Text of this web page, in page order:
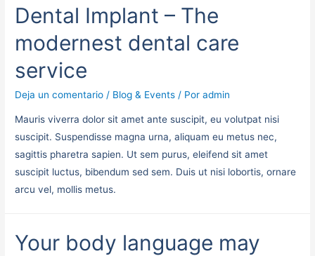
Dental Implant – The
modernest dental care
service
Deja un comentario / Blog & Events / Poradmin
Mauris viverra dolor sit amet ante suscipit, eu volutpat nisi
suscipit. Suspendisse magna urna, aliquam eu metus nec,
sagittis pharetra sapien. Ut sem purus, eleifend sit amet
suscipit luctus, bibendum sed sem. Duis ut nisi lobortis, ornare
arcu vel, mollis metus.
Your body language may